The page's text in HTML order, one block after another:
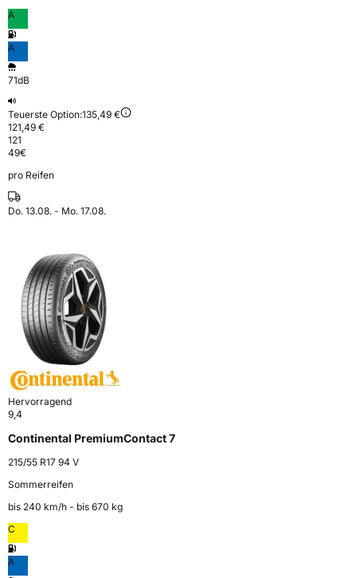
A
A
71dB
Teuerste Option:135,49 €
121,49 €
121
49€
pro Reifen
Do. 13.08. - Mo. 17.08.
Hervorragend
9,4
Continental PremiumContact 7
215/55 R17 94 V
Sommerreifen
bis 240 km⁠/⁠h - bis 670 kg
C
A